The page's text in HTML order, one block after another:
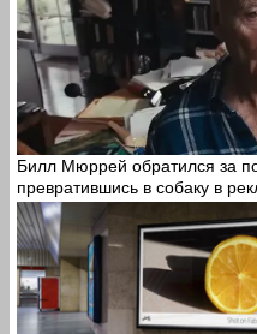
Билл Мюррей обратился за
превратившись в собаку в